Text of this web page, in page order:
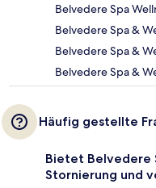
Belvedere Spa
Belvedere Spa &
Belvedere Spa &
Belvedere Spa &
Häufig gestellte
Bietet Belvedere
Stornierung und